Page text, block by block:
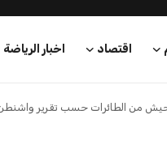
اقتصاد اخبار الرياضة